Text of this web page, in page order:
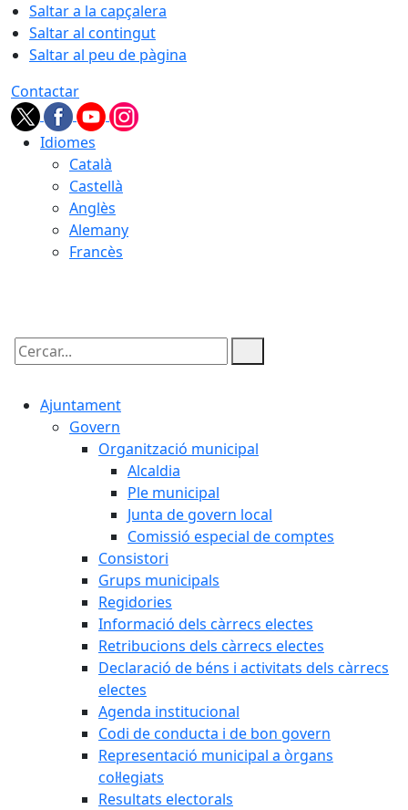
Saltar a la capçalera
Saltar al contingut
Saltar al peu de pàgina
Contactar
Idiomes
Català
Castellà
Anglès
Alemany
Francès
Cercar:
Ajuntament
Govern
Organització municipal
Alcaldia
Ple municipal
Junta de govern local
Comissió especial de comptes
Consistori
Grups municipals
Regidories
Informació dels càrrecs electes
Retribucions dels càrrecs electes
Declaració de béns i activitats dels càrrecs
electes
Agenda institucional
Codi de conducta i de bon govern
Representació municipal a òrgans
col·legiats
Resultats electorals